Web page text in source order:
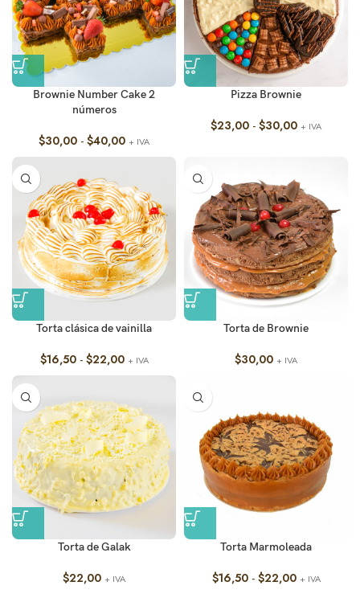
Brownie Number Cake 2
números
$30,00 - $40,00 + IVA
Pizza Brownie
$23,00 - $30,00 + IVA
Torta clásica de vainilla
$16,50 - $22,00 + IVA
Torta de Brownie
$30,00 + IVA
Torta de Galak
$22,00 + IVA
Torta Marmoleada
$16,50 - $22,00 + IVA